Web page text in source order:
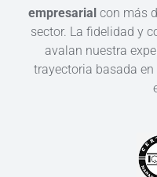
empresarial con más
sector. La fidelidad y
avalan nuestra
trayectoria basada